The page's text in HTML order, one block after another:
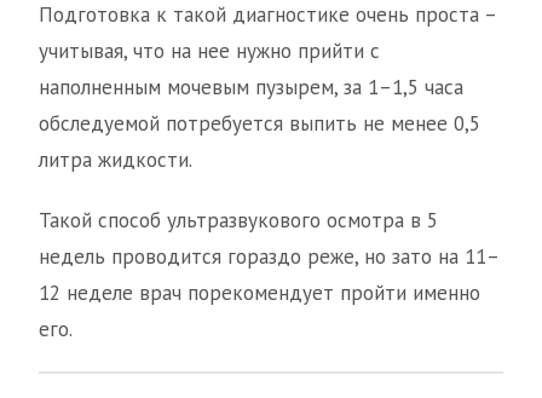
Подготовка к такой диагностике очень проста –
учитывая, что на нее нужно прийти с
наполненным мочевым пузырем, за 1–1,5 часа
обследуемой потребуется выпить не менее 0,5
литра жидкости.
Такой способ ультразвукового осмотра в 5
недель проводится гораздо реже, но зато на 11–
12 неделе врач порекомендует пройти именно
его.